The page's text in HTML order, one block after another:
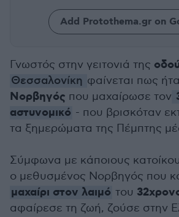
Add Protothema.gr on
Γνωστός στην γειτονιά της
Θεσσαλονίκη φαίνεται πως
Νορβηγός που μαχαίρωσε τον
αστυνομικό - που βρισκόταν
τα ξημερώματα της Πέμπτης
Σύμφωνα με κάποιους
ο μεθυσμένος Νορβηγός που
μαχαίρι στον λαιμό του
αφαίρεσε τη ζωή, ζούσε στην